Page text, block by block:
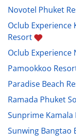
Novotel Phuket
Oclub Experience
Resort
Oclub Experience
Pamookkoo
Paradise Beach
Ramada Phuket
Sunprime Kamala
Sunwing Bangtao